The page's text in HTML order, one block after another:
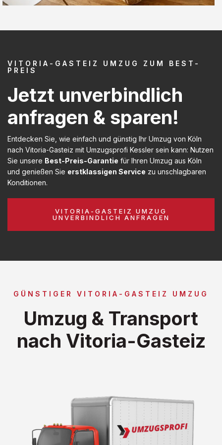
VITORIA-GASTEIZ UMZUG ZUM BEST-
PREIS
Jetzt unverbindlich
anfragen & sparen!
Entdecken Sie, wie einfach und günstig Ihr Umzug von Köln
nach Vitoria-Gasteiz mit Umzugsprofi Kessler sein kann: Nutzen
Sie unsere Best-Preis-Garantie für Ihren Umzug aus Köln
und genießen Sie erstklassigen Service zu unschlagbaren
Konditionen.
VITORIA-GASTEIZ UMZUG
UNVERBINDLICH ANFRAGEN
GÜNSTIGER VITORIA-GASTEIZ UMZUG
Umzug & Transport
nach Vitoria-Gasteiz